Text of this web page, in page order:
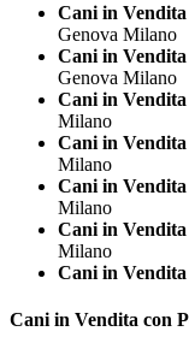
Cani in Vendita
Genova Milano
Cani in
Genova Milano
Cani in
Milano
Cani in
Milano
Cani in
Milano
Cani in
Milano
Cani in
Cani in Vendita con